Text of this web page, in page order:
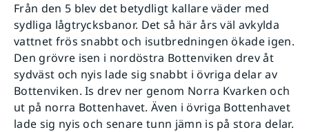
Från den 5 blev det betydligt kallare väder med
sydliga lågtrycksbanor. Det så här års väl avkylda
vattnet frös snabbt och isutbredningen ökade igen.
Den grövre isen i nordöstra Bottenviken drev åt
sydväst och nyis lade sig snabbt i övriga delar av
Bottenviken. Is drev ner genom Norra Kvarken och
ut på norra Bottenhavet. Även i övriga Bottenhavet
lade sig nyis och senare tunn jämn is på stora delar.